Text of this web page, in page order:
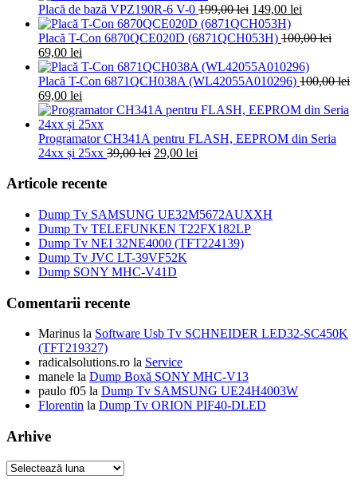
a
fost:
110,00 lei.
este:
89,00 lei.
Placă de bază VPZ190R-6 V-0 199,00lei Prețul
inițial
a
199,00 lei.
149,00 lei
este:
Placă T-Con 6870QCE020D (6871QCH053H) 100,00lei
Prețul
inițial
a
fost:
100,00 lei.
69,00 lei
curent
este:
Placă T-Con 6871QCH038A (WL42055A010296) 100,00lei
Prețul
inițial
a
fost:
100,00 lei.
69,00 lei
curent
este:
69,00 lei.
Programator CH341A pentru FLASH, EEPROM din Seria
24xx și 25xx 39,00lei Prețul
39,00 lei.
29,00 lei
Articole recente
Dump Tv SAMSUNG UE32M5672AUXXH
Dump Tv TELEFUNKEN T22FX182LP
Dump Tv NEI 32NE4000 (TFT224139)
Dump Tv JVC LT-39VF52K
Dump SONY MHC-V41D
Comentarii recente
Marinus la Software Usb Tv SCHNEIDER LED32-SC450K
(TFT219327)
radicalsolutions.ro la Service
manele la Dump Boxă SONY MHC-V13
paulo f05 la Dump Tv SAMSUNG UE24H4003W
Florentin la Dump Tv ORION PIF40-DLED
Arhive
Arhive